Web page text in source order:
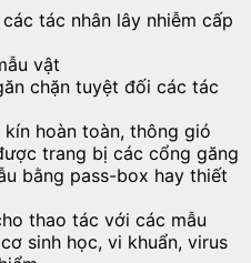
tác nhân lây nhiễm cấp
vật
chặn tuyệt đối các tác
hoàn toàn, thông gió
trang bị các cổng găng
bằng pass-box hay thiết
thao tác với các mẫu
sinh học, vi khuẩn, virus